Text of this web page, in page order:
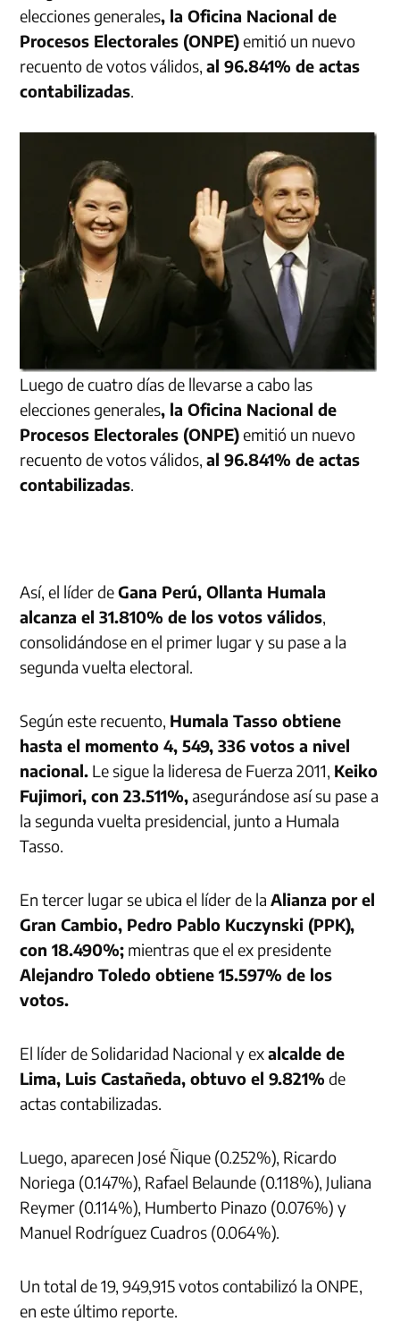
elecciones generales, la Oficina Nacional de
Procesos Electorales (ONPE)emitió un nuevo
recuento de votos válidos,al 96.841% de actas
contabilizadas.
Luego de cuatro días de llevarse a cabo las
elecciones generales, la Oficina Nacional de
Procesos Electorales (ONPE)emitió un nuevo
recuento de votos válidos,al 96.841% de actas
contabilizadas.
Así, el líder deGana Perú, Ollanta Humala
alcanza el 31.810% de los votos válidos,
consolidándose en el primer lugar y su pase a la
segunda vuelta electoral.
Según este recuento, Humala Tasso obtiene
hasta el momento 4, 549, 336 votos a nivel
nacional. Le sigue la lideresa de Fuerza 2011, Keiko
Fujimori, con 23.511%,asegurándose así su pase a
la segunda vuelta presidencial, junto a Humala
Tasso.
En tercer lugar se ubica el líder de laAlianza por el
Gran Cambio, Pedro Pablo Kuczynski (PPK),
con 18.490%; mientras que el ex presidente
Alejandro Toledo obtiene 15.597% de los
votos.
El líder de Solidaridad Nacional y exalcalde de
Lima, Luis Castañeda, obtuvo el 9.821% de
actas contabilizadas.
Luego, aparecen José Ñique (0.252%), Ricardo
Noriega (0.147%), Rafael Belaunde (0.118%), Juliana
Reymer (0.114%), Humberto Pinazo (0.076%) y
Manuel Rodríguez Cuadros (0.064%).
Un total de 19, 949,915 votos contabilizó la ONPE,
en este último reporte.